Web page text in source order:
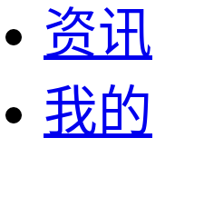
资讯
我的